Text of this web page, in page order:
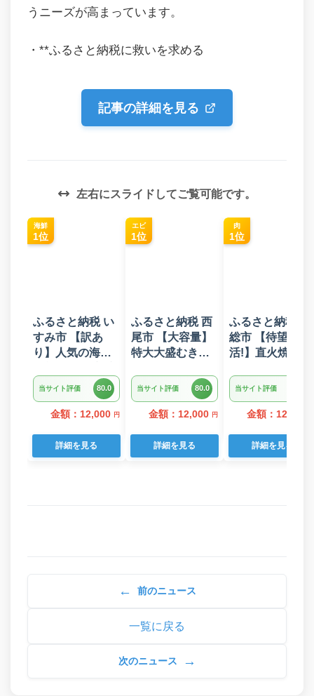
うニーズが高まっています。
・**ふるさと納税に救いを求める
記事の詳細を見る
左右にスライドしてご覧可能です。
海鮮
1位
ふるさと納税 い
すみ市 【訳あ
り】人気の海鮮
塩 塩銀鮭切り落
とし(端材)約3kg
当サイト評価 80.0
金額：12,000 円
詳細を見る
エビ
1位
ふるさと納税 西
尾市 【大容量】
特大大盛むきえ
K287
当サイト評価 80.0
金額：12,000 円
詳細を見る
肉
1位
ふるさと納税 常
総市 【待望の復
活!】直火焼きハ
ラスソース 3kg
22個入り
当サイト評価
金額：12,000
詳細を見る
← 前のニュース
一覧に戻る
次のニュース →